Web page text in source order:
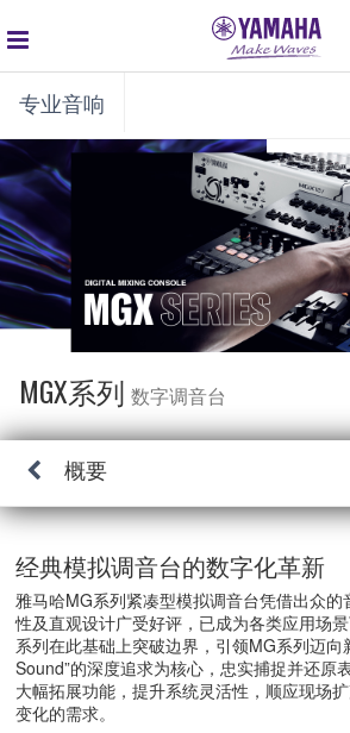
global
navigation
专业音响
MGX系列 数字调音台
概要
经典模拟调音台的数字化革新
雅马哈MG系列紧凑型模拟调音台凭借出众的
性及直观设计广受好评，已成为各类应用场
系列在此基础上突破边界，引领MG系列迈向
Sound”的深度追求为核心，忠实捕捉并还原
大幅拓展功能，提升系统灵活性，顺应现场
变化的需求。